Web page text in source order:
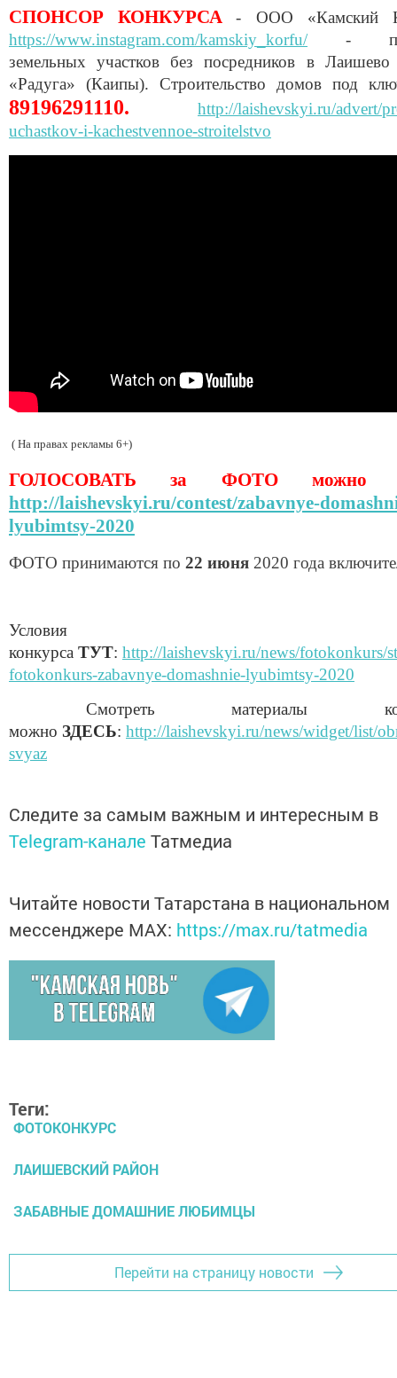
СПОНСОР КОНКУРСА
- ООО «Камский
https://www.instagram.com/kamskiy_korfu/
-
земельных участков без посредников в
«Радуга» (Каипы). Строительство домов под
89196291110.
http://laishevskyi.ru/advert/
uchastkov-i-kachestvennoe-stroitelstvo
( На правах рекламы 6+)
ГОЛОСОВАТЬ за ФОТО можно
http://laishevskyi.ru/contest/zabavnye-
lyubimtsy-2020
ФОТО принимаются по 22 июня 2020 года
Условия
конкурса ТУТ: http://laishevskyi.ru/news/fotokonkurs/
fotokonkurs-zabavnye-domashnie-lyubimtsy-2020
Смотреть материалы
можно ЗДЕСЬ: http://laishevskyi.ru/news/widget/list/
svyaz
Следите за самым важным и интересным в
Telegram-канале Татмедиа
Читайте новости Татарстана в национальном
мессенджере MАХ: https://max.ru/tatmedia
Теги:
ФОТОКОНКУРС
ЛАИШЕВСКИЙ РАЙОН
ЗАБАВНЫЕ ДОМАШНИЕ ЛЮБИМЦЫ
Перейти на страницу новости